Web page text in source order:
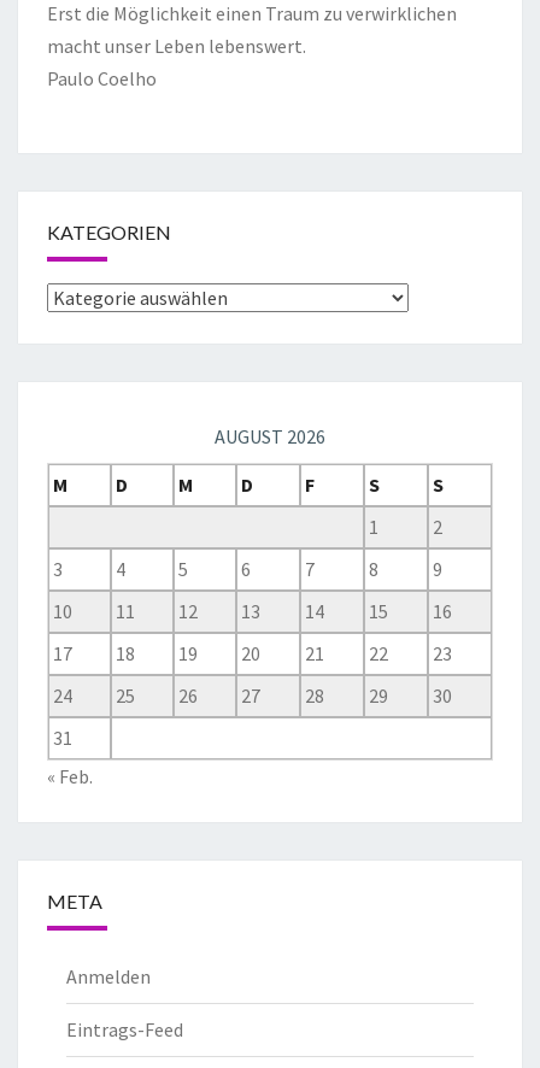
Erst die Möglichkeit einen Traum zu verwirklichen
macht unser Leben lebenswert.
Paulo Coelho
KATEGORIEN
AUGUST 2026
M
D M D F S
S
1
2
3
4 5 6 7 8
9
10
11 12 13 14 15
16
17
18 19 20 21 22
23
24
25 26 27 28 29
30
31
« Feb.
META
Anmelden
Eintrags-Feed